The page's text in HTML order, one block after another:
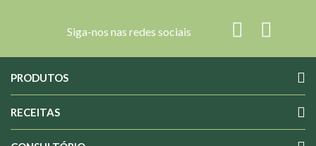
Siga-nos nas redes sociais
PRODUTOS
RECEITAS